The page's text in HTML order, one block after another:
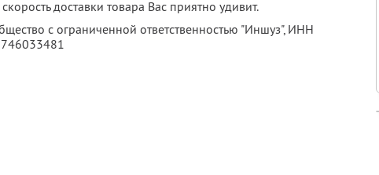
доставки товара Вас приятно удивит.
с ограниченной ответственностью "Иншуз", ИНН